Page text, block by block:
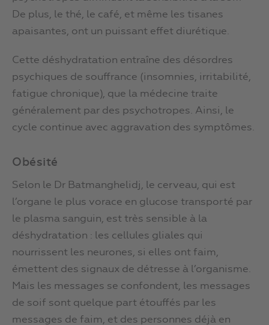
De plus, le thé, le café, et même les tisanes
apaisantes, ont un puissant effet diurétique.
Cette déshydratation entraîne des désordres
psychiques de souffrance (insomnies, irritabilité,
fatigue chronique), que la médecine traite
généralement par des psychotropes. Ainsi, le
cycle continue avec aggravation des symptômes.
Obésité
Selon le Dr Batmanghelidj, le cerveau, qui est
l’organe le plus vorace en glucose transporté par
le plasma sanguin, est très sensible à la
déshydratation : les cellules gliales qui
nourrissent les neurones, si elles ont faim,
émettent des signaux de détresse à l’organisme.
Mais les messages se confondent, les messages
de soif sont quelque part étouffés par les
messages de faim, et des personnes déjà en